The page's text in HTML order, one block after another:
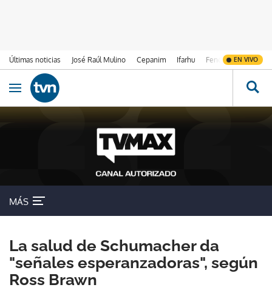
Últimas noticias José Raúl Mulino Cepanim Ifarhu Fenómeno de El
EN VIVO
Ir al contenido
Obrir navegació
MÁS
La salud de Schumacher da
"señales esperanzadoras", según
Ross Brawn